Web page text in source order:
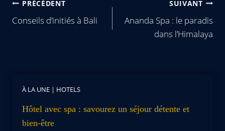
PRÉCÉDENT
Conseils d’initiés à Bali
SUIVANT
Ananda Spa : le paradis
dans l’Himalaya
À LA UNE | HOTELS
Hôtel avec spa : savourez un séjour détente et
bien-être